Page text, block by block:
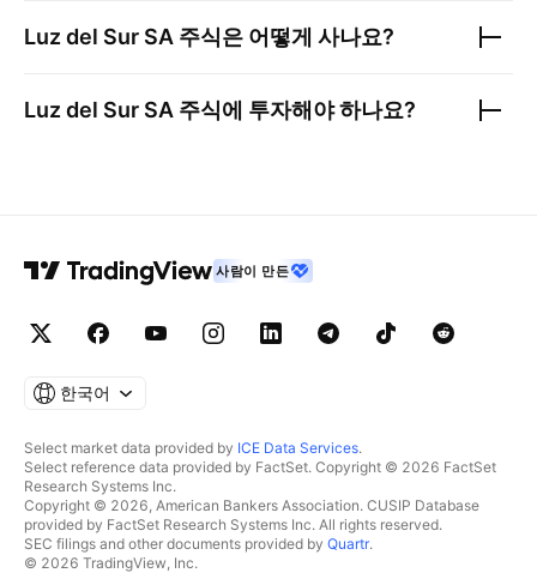
Luz del Sur SA 주식은 어떻게 사나요?
Luz del Sur SA 주식에 투자해야 하나요?
사람이 만든
한국어
Select market data provided by ICE Data Services.
Select reference data provided by FactSet. Copyright © 2026 FactSet
Research Systems Inc.
Copyright © 2026, American Bankers Association. CUSIP Database
provided by FactSet Research Systems Inc. All rights reserved.
SEC filings and other documents provided by Quartr.
© 2026 TradingView, Inc.